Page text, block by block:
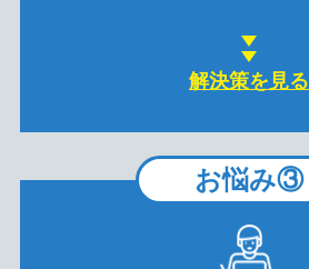
解決策を見る
お悩み③